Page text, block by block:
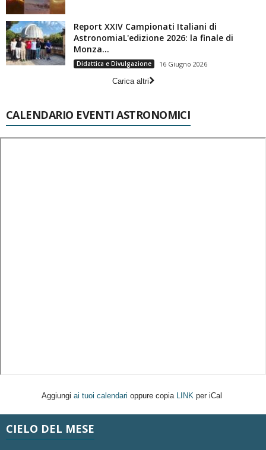
Report XXIV Campionati Italiani di
AstronomiaL'edizione 2026: la finale di
Monza...
Didattica e Divulgazione
16 Giugno 2026
Carica altri
CALENDARIO EVENTI ASTRONOMICI
Aggiungi ai tuoi calendari oppure copia LINK per iCal
CIELO DEL MESE